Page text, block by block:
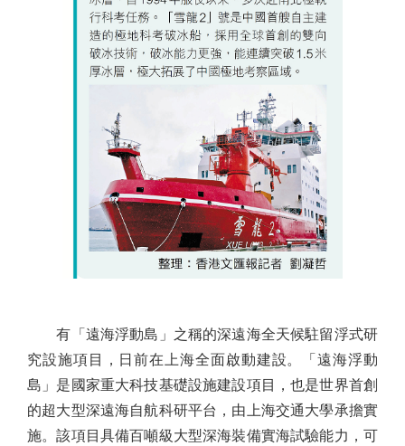
有「遠海浮動島」之稱的深遠海全天候駐留浮式研
究設施項目，日前在上海全面啟動建設。「遠海浮動
島」是國家重大科技基礎設施建設項目，也是世界首創
的超大型深遠海自航科研平台，由上海交通大學承擔實
施。該項目具備百噸級大型深海裝備實海試驗能力，可